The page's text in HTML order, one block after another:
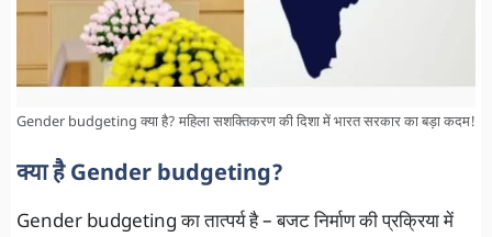
Gender budgeting क्या है? महिला सशक्तिकरण की दिशा में भारत सरकार का बड़ा कदम!
क्या है Gender budgeting?
Gender budgeting का तात्पर्य है – बजट निर्माण की प्रक्रिया में